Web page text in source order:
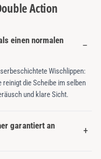
Action
einen normalen
Wischlippen:
reinigt die Scheibe im selben
und klare Sicht.
garantiert an